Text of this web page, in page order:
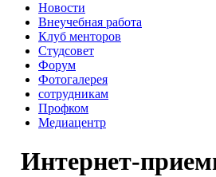
Новости
Внеучебная работа
Клуб менторов
Студсовет
Форум
Фотогалерея
сотрудникам
Профком
Медиацентр
Интернет-